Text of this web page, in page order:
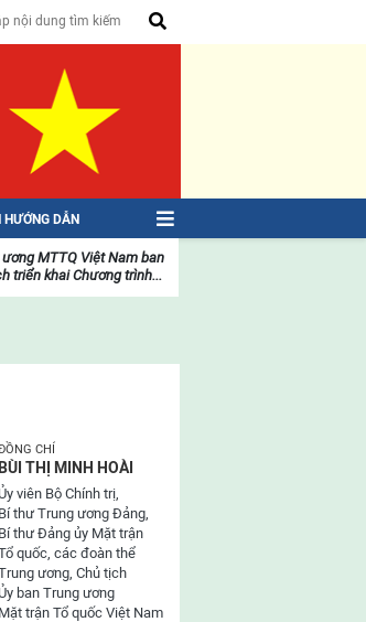
DẪN
MTTQ Việt Nam ban
triển khai Chương trình...
CHÍ
BÙI THỊ MINH HOÀI
Ủy viên Bộ Chính trị,
Bí thư Trung ương Đảng,
Bí thư Đảng ủy Mặt trận
quốc, các đoàn thể
ương, Chủ tịch
Ủy ban Trung ương
Mặt trận Tổ quốc Việt Nam